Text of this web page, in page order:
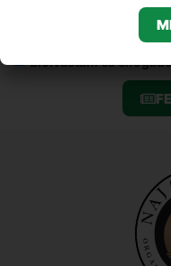
Elolvastam és